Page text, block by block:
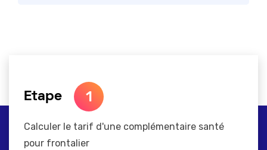
Etape 1
Calculer le tarif d'une complémentaire santé
pour frontalier